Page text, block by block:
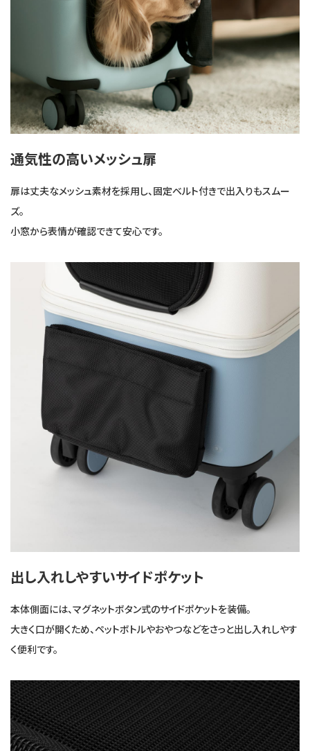
通気性の高いメッシュ扉
扉は丈夫なメッシュ素材を採用し、固定ベルト付きで出入りもスムー
ズ。
小窓から表情が確認できて安心です。
出し入れしやすいサイドポケット
本体側面には、マグネットボタン式のサイドポケットを装備。
大きく口が開くため、ペットボトルやおやつなどをさっと出し入れしやす
く便利です。